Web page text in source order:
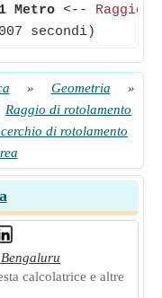
Metro <-- Raggio
secondi)
» Geometria
»
Raggio di rotolamento
di rotolamento
Bengaluru
calcolatrice e altre